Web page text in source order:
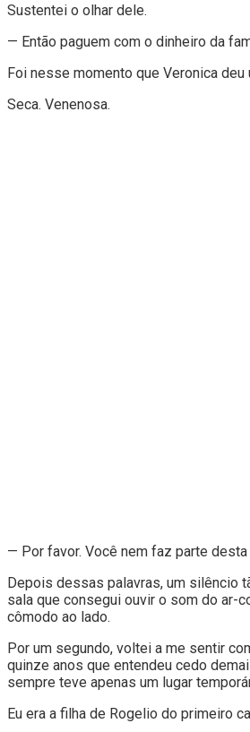
Sustentei o olhar dele.
— Então paguem com o dinheiro da
Foi nesse momento que Veronica deu
Seca. Venenosa.
— Por favor. Você nem faz parte desta
Depois dessas palavras, um silêncio
sala que consegui ouvir o som do ar-
cômodo ao lado.
Por um segundo, voltei a me sentir
quinze anos que entendeu cedo
sempre teve apenas um lugar
Eu era a filha de Rogelio do primeiro